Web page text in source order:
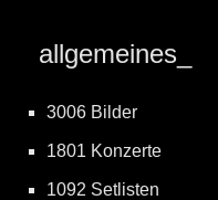
allgemeines_
3006 Bilder
1801 Konzerte
1092 Setlisten